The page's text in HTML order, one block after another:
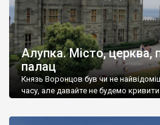
Алупка. Місто, церква,
палац
Князь Воронцов був чи не
часу, але давайте не будемо